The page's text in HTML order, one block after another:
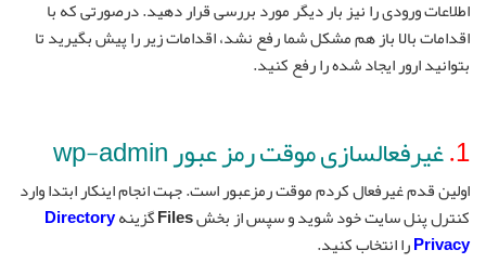
اطلاعات ورودی را نیز بار دیگر مورد بررسی قرار دهید. درصورتی که با
اقدامات بالا باز هم مشکل شما رفع نشد، اقدامات زیر را پیش بگیرید تا
بتوانید ارور ایجاد شده را رفع کنید.
1. غیرفعالسازی موقت رمز عبور wp-admin
اولین قدم غیرفعال کردم موقت رمزعبور است. جهت انجام اینکار ابتدا وارد
کنترل پنل سایت خود شوید و سپس از بخشFilesگزینهDirectory
Privacyرا انتخاب کنید.